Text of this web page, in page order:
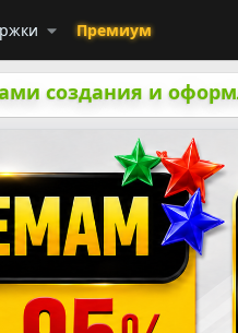
Премиум
создания и